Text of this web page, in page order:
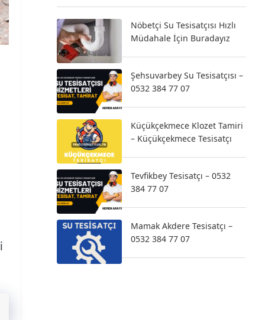
Nöbetçi Su Tesisatçısı Hızlı
Müdahale İçin Buradayız
Şehsuvarbey Su Tesisatçısı –
0532 384 77 07
Küçükçekmece Klozet Tamiri
– Küçükçekmece Tesisatçı
Tevfikbey Tesisatçı – 0532
384 77 07
Mamak Akdere Tesisatçı –
0532 384 77 07